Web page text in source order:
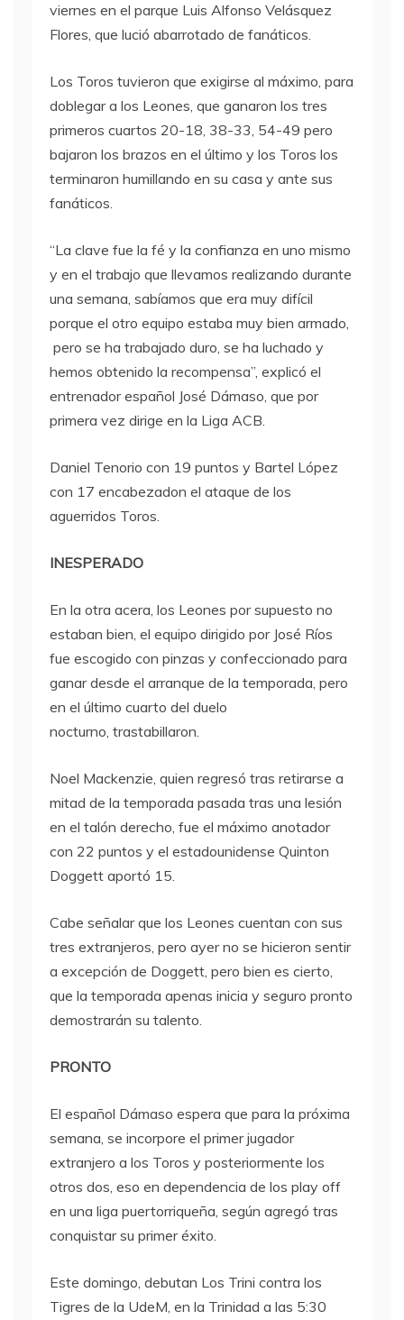
viernes en el parque Luis Alfonso Velásquez
Flores, que lució abarrotado de fanáticos.
Los Toros tuvieron que exigirse al máximo, para
doblegar a los Leones, que ganaron los tres
primeros cuartos 20-18, 38-33, 54-49 pero
bajaron los brazos en el último y los Toros los
terminaron humillando en su casa y ante sus
fanáticos.
“La clave fue la fé y la confianza en uno mismo
y en el trabajo que llevamos realizando durante
una semana, sabíamos que era muy difícil
porque el otro equipo estaba muy bien armado,
pero se ha trabajado duro, se ha luchado y
hemos obtenido la recompensa”, explicó el
entrenador español José Dámaso, que por
primera vez dirige en la Liga ACB.
Daniel Tenorio con 19 puntos y Bartel López
con 17 encabezadon el ataque de los
aguerridos Toros.
INESPERADO
En la otra acera, los Leones por supuesto no
estaban bien, el equipo dirigido por José Ríos
fue escogido con pinzas y confeccionado para
ganar desde el arranque de la temporada, pero
en el último cuarto del duelo
nocturno, trastabillaron.
Noel Mackenzie, quien regresó tras retirarse a
mitad de la temporada pasada tras una lesión
en el talón derecho, fue el máximo anotador
con 22 puntos y el estadounidense Quinton
Doggett aportó 15.
Cabe señalar que los Leones cuentan con sus
tres extranjeros, pero ayer no se hicieron sentir
a excepción de Doggett, pero bien es cierto,
que la temporada apenas inicia y seguro pronto
demostrarán su talento.
PRONTO
El español Dámaso espera que para la próxima
semana, se incorpore el primer jugador
extranjero a los Toros y posteriormente los
otros dos, eso en dependencia de los play off
en una liga puertorriqueña, según agregó tras
conquistar su primer éxito.
Este domingo, debutan Los Trini contra los
Tigres de la UdeM, en la Trinidad a las 5:30